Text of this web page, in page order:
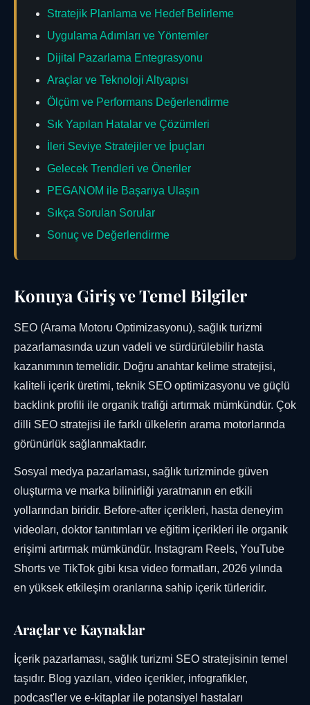
Stratejik Planlama ve Hedef Belirleme
Uygulama Adımları ve Yöntemler
Dijital Pazarlama Entegrasyonu
Araçlar ve Teknoloji Altyapısı
Ölçüm ve Performans Değerlendirme
Sık Yapılan Hatalar ve Çözümleri
İleri Seviye Stratejiler ve İpuçları
Gelecek Trendleri ve Öneriler
PEGANOM ile Başarıya Ulaşın
Sıkça Sorulan Sorular
Sonuç ve Değerlendirme
Konuya Giriş ve Temel Bilgiler
SEO (Arama Motoru Optimizasyonu), sağlık turizmi
pazarlamasında uzun vadeli ve sürdürülebilir hasta
kazanımının temelidir. Doğru anahtar kelime stratejisi,
kaliteli içerik üretimi, teknik SEO optimizasyonu ve güçlü
backlink profili ile organik trafiği artırmak mümkündür. Çok
dilli SEO stratejisi ile farklı ülkelerin arama motorlarında
görünürlük sağlanmaktadır.
Sosyal medya pazarlaması, sağlık turizminde güven
oluşturma ve marka bilinirliği yaratmanın en etkili
yollarından biridir. Before-after içerikleri, hasta deneyim
videoları, doktor tanıtımları ve eğitim içerikleri ile organik
erişimi artırmak mümkündür. Instagram Reels, YouTube
Shorts ve TikTok gibi kısa video formatları, 2026 yılında
en yüksek etkileşim oranlarına sahip içerik türleridir.
Araçlar ve Kaynaklar
İçerik pazarlaması, sağlık turizmi SEO stratejisinin temel
taşıdır. Blog yazıları, video içerikler, infografikler,
podcast'ler ve e-kitaplar ile potansiyel hastaları